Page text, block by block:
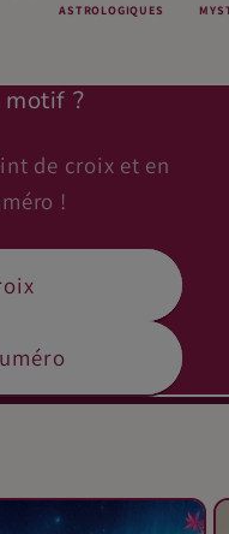
ASTROLOGIQUES
motif ?
de croix et en
!